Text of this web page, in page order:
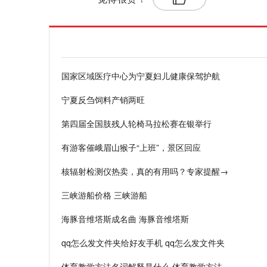
国家区域医疗中心为宁夏妇儿健康保驾护航
宁夏反刍饲料产销两旺
第四届全国肢残人轮椅马拉松赛在银举行
有游客催峨眉山猴子“上班”，景区回应
核辐射检测仪热卖，真的有用吗？专家提醒→
三峡游船价格 三峡游船
海豚音维塔斯成名曲 海豚音维塔斯
qq怎么发文件夹给好友手机 qq怎么发文件夹